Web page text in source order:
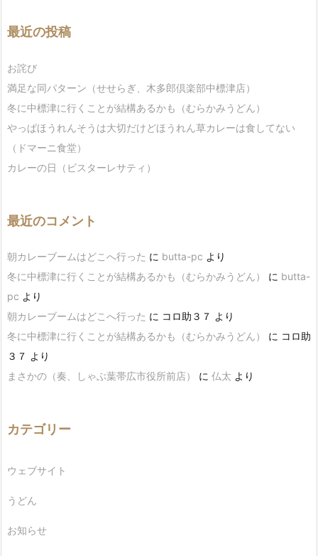
最近の投稿
お詫び
満足な同パターン（せせらぎ、木多郎倶楽部中標津店）
冬に中標津に行くことが結構あるかも（むらかみうどん）
やっぱほうれんそうは大切だけどほうれん草カレーは食してない
（ドマーニ食堂）
カレーの日（ビスターレサティ）
最近のコメント
朝カレーブームはどこへ行った に butta-pc より
冬に中標津に行くことが結構あるかも（むらかみうどん）
に butta-
pc より
朝カレーブームはどこへ行った に コロ助３７ より
冬に中標津に行くことが結構あるかも（むらかみうどん）
に コロ助
３７ より
まさかの（奏、しゃぶ葉帯広市役所前店）
に 仏太 より
カテゴリー
ウェブサイト
うどん
お知らせ